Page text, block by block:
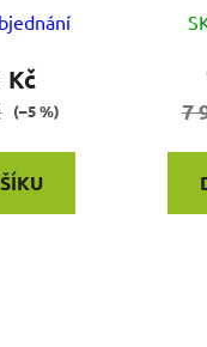
Kč
(–5 %) 7